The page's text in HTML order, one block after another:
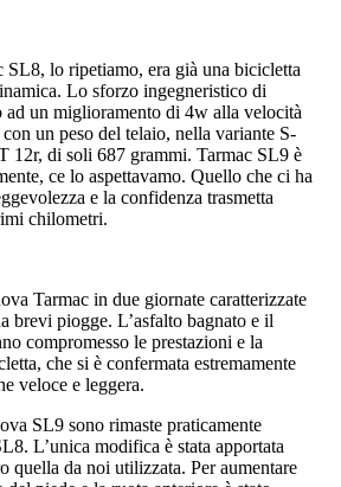
SL8, lo ripetiamo, era già una bicicletta
Lo sforzo ingegneristico di
ad un miglioramento di 4w alla velocità
un peso del telaio, nella variante S-
12r, di soli 687 grammi. Tarmac SL9 è
ce lo aspettavamo. Quello che ci ha
e la confidenza trasmetta
chilometri.
Tarmac in due giornate caratterizzate
brevi piogge. L’asfalto bagnato e il
compromesso le prestazioni e la
che si è confermata estremamente
veloce e leggera.
SL9 sono rimaste praticamente
L’unica modifica è stata apportata
quella da noi utilizzata. Per aumentare